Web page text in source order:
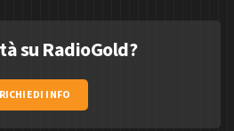
su RadioGold?
RICHIEDI INFO